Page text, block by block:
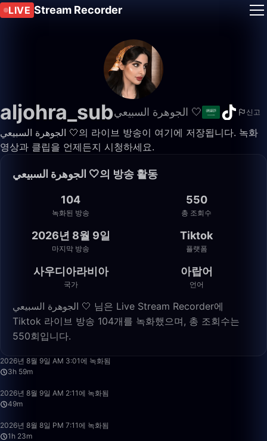
LIVE Stream Recorder
aljohra_sub الجوهرة السبيعي 🤍 신고
الجوهرة السبيعي 🤍의 라이브 방송이 여기에 저장됩니다. 녹화
영상과 클립을 언제든지 시청하세요.
الجوهرة السبيعي 🤍의 방송 활동
104
녹화된 방송
550
총 조회수
2026년 8월 9일
마지막 방송
Tiktok
플랫폼
사우디아라비아
국가
아랍어
언어
الجوهرة السبيعي 🤍 님은 Live Stream Recorder에
Tiktok 라이브 방송 104개를 녹화했으며, 총 조회수는
550회입니다.
2026년 8월 9일 AM 3:01에 녹화됨
3h 59m
2026년 8월 9일 AM 2:11에 녹화됨
49m
2026년 8월 8일 PM 7:11에 녹화됨
1h 23m